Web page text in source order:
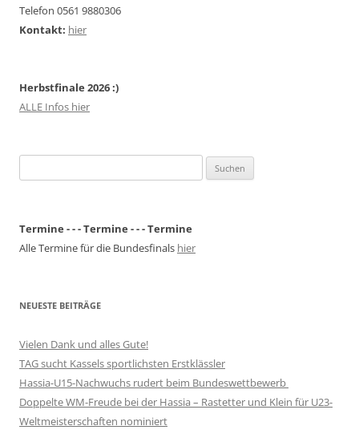
Telefon 0561 9880306
Kontakt: hier
Herbstfinale 2026 :)
ALLE Infos hier
nach:
Termine - - - Termine - - - Termine
Alle Termine für die Bundesfinals hier
NEUESTE BEITRÄGE
Vielen Dank und alles Gute!
TAG sucht Kassels sportlichsten Erstklässler
Hassia-U15-Nachwuchs rudert beim Bundeswettbewerb
Doppelte WM-Freude bei der Hassia – Rastetter und Klein für U23-
Weltmeisterschaften nominiert